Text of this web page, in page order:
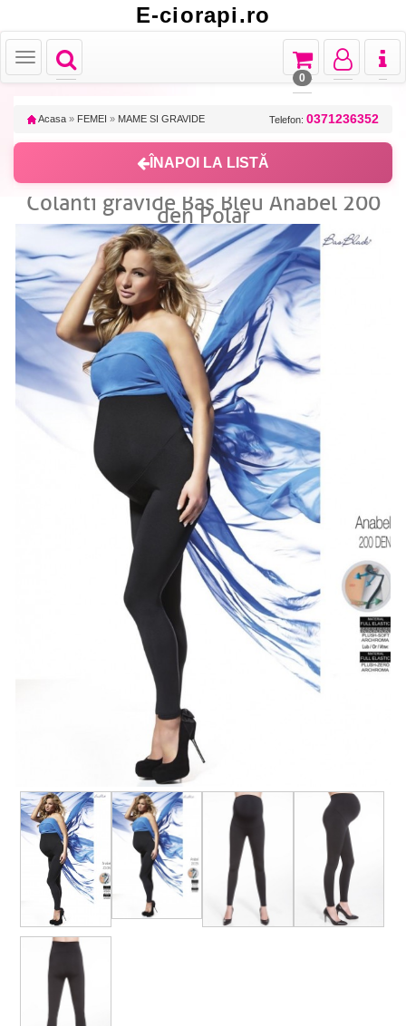
E-ciorapi.ro
Toggle
navigation
Toggle
Toggle
navigation
Toggle
navigation
Toggle
navigation
0
Acasa » FEMEI » MAME SI GRAVIDE Telefon: 0371236352
ÎNAPOI LA LISTĂ
Colanti gravide Bas Bleu Anabel 200
den Polar